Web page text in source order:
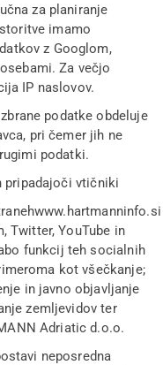
za planiranje
imamo
z Googlom,
Za večjo
IP naslovov.
podatke obdeluje
pri čemer jih ne
podatki.
pripadajoči vtičniki
www.hartmanninfo.si
Twitter, YouTube in
funkcij teh socialnih
kot všečkanje;
in javno objavljanje
zemljevidov ter
Adriatic d.o.o.
neposredna